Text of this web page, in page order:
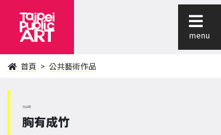
menu
首頁 公共藝術作品
文山區
胸有成竹